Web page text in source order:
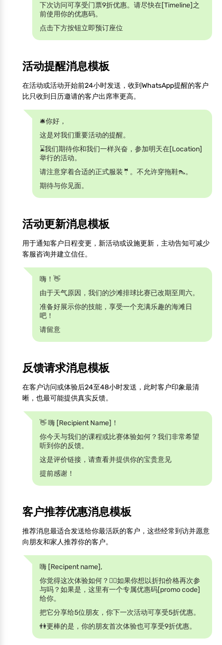
下次访问可享受门票9折优惠。请尽快在[Timeline]之
前使用你的优惠码。
点击下方按钮立即预订座位
活动提醒消息模板
在活动或活动开始前24小时发送，收到WhatsApp提醒的客户
比只收到日历邀请的客户出席率更高。
🛎️你好，
这是对我们重要活动的提醒。
⌛我们期待你和我们一样兴奋，参加明天在[Location]
举行的活动。
请注意穿着合适的正式服装🤵。不允许穿拖鞋👠。
期待与你见面。
活动更新消息模板
用于通知客户日程变更，新活动或设施更新，主动告知可减少
客服咨询并建立信任。
嗨！👋
由于天气原因，我们的沙滩排球比赛已改期至周六。
准备好展示你的技能，享受一个充满乐趣的海滩日
吧！
请留意
反馈请求消息模板
在客户访问或体验后24至48小时发送，此时客户印象最清
晰，也最可能提供真实反馈。
👋 嗨 [Recipient Name]！
你今天与我们的课程或比赛体验如何？我们非常希望
听到你的反馈。
这是评价链接，请查看并提供你的宝贵意见
提前感谢！
客户推荐优惠消息模板
推荐消息最适合发送给你最活跃的客户，这些经常到访并愿意
向朋友和家人推荐你的客户。
嗨 [Recipent name],
你觉得这次体验如何？🤾‍♀️如果你想以折扣价格再次参
与吗？如果是，这里有一个专属优惠码[promo code]
给你。
把它分享给5位朋友，你下一次活动可享受5折优惠。
👫更棒的是，你的朋友首次体验也可享受9折优惠。